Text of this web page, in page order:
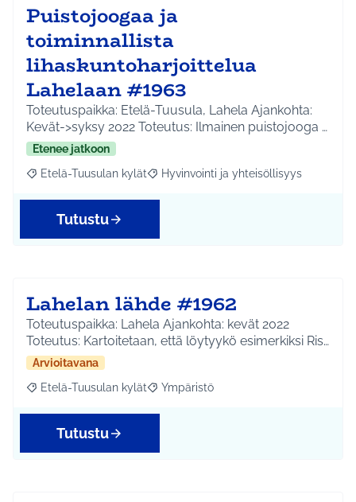
Puistojoogaa ja
toiminnallista
lihaskuntoharjoittelua
Lahelaan #1963
Toteutuspaikka: Etelä-Tuusula, Lahela Ajankohta:
Kevät->syksy 2022 Toteutus: Ilmainen puistojooga …
Etenee jatkoon
Rajaa tulokset aihepiirin mukaan: Etelä-Tuusulan kylät
Etelä-Tuusulan kylät Rajaa tulokset teeman mukaan:
Hyvinvointi ja yhteisöllisyys
Tutustu
Lahelan lähde #1962
Toteutuspaikka: Lahela Ajankohta: kevät 2022
Toteutus: Kartoitetaan, että löytyykö esimerkiksi Ris…
Arvioitavana
Rajaa tulokset aihepiirin mukaan: Etelä-Tuusulan kylät
Etelä-Tuusulan kylät Rajaa tulokset teeman mukaan:
Ympäristö
Tutustu